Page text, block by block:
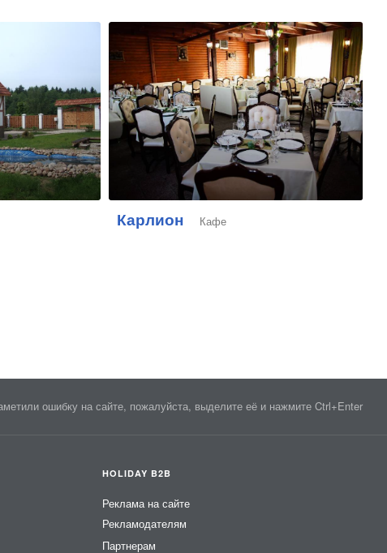
Карлион Кафе
ошибку на сайте, пожалуйста, выделите её и нажмите Ctrl+Enter
HOLIDAY B2B
Реклама на сайте
Рекламодателям
Партнерам